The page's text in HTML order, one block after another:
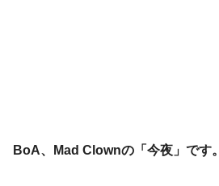
BoA、Mad Clownの「今夜」です。